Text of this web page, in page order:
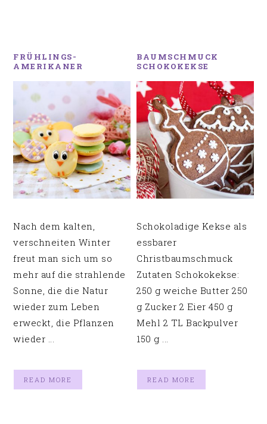
FRÜHLINGS-
AMERIKANER
Nach dem kalten,
verschneiten Winter
freut man sich um so
mehr auf die strahlende
Sonne, die die Natur
wieder zum Leben
erweckt, die Pflanzen
wieder ...
READ MORE
BAUMSCHMUCK
SCHOKOKEKSE
Schokoladige Kekse als
essbarer
Christbaumschmuck
Zutaten Schokokekse:
250 g weiche Butter 250
g Zucker 2 Eier 450 g
Mehl 2 TL Backpulver
150 g ...
READ MORE